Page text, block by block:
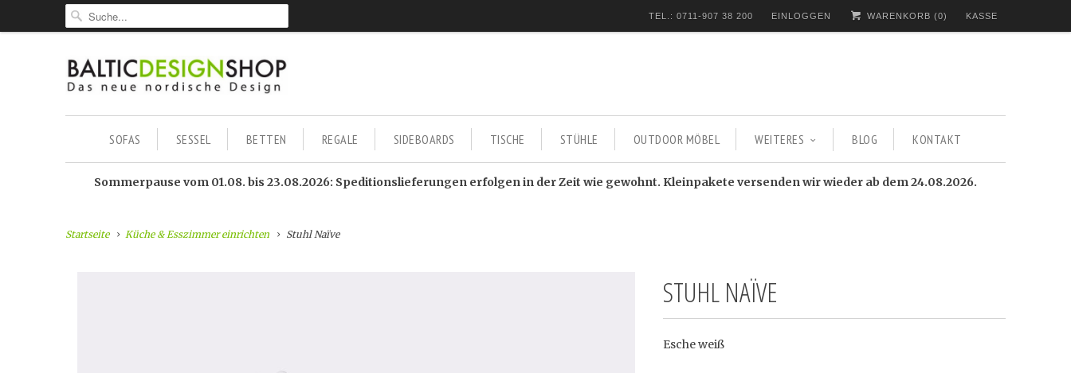
TEL.: 0711-907 38 200 EINLOGGEN WARENKORB (0) KASSE
SOFAS SESSEL BETTEN REGALE SIDEBOARDS TISCHE STÜHLE OUTDOOR MÖBEL WEITERES BLOG KONTAKT
Sommerpause vom 01.08. bis 23.08.2026: Speditionslieferungen erfolgen in der Zeit wie gewohnt. Kleinpakete versenden wir wieder ab dem 24.08.2026.
Startseite Küche & Esszimmer einrichten Stuhl Naïve
STUHL NAÏVE
Esche weiß